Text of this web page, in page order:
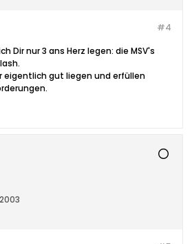
#4
Dir nur 3 ans Herz legen: die MSV's
eigentlich gut liegen und erfüllen